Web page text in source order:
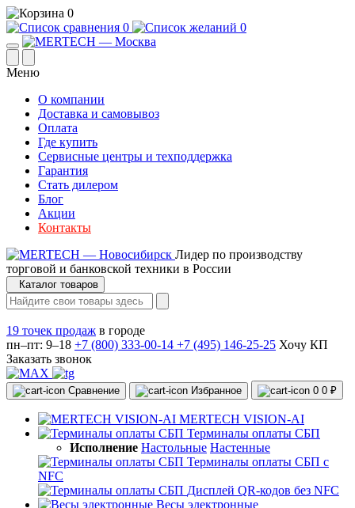
0
0
0
Меню
О компании
Доставка и самовывоз
Оплата
Где купить
Сервисные центры и техподдержка
Гарантия
Стать дилером
Блог
Акции
Контакты
Лидер по производству
торговой и банковской техники в России
Каталог товаров
19 точек продаж в городе
пн–пт: 9–18 +7 (800) 333-00-14 +7 (495) 146-25-25 Хочу КП
Заказать звонок
Сравнение Избранное 0 0 ₽
MERTECH VISION-AI
Терминалы оплаты СБП
Исполнение Настольные Настенные
Терминалы оплаты СБП с
NFC
Дисплей QR-кодов без NFC
Весы электронные